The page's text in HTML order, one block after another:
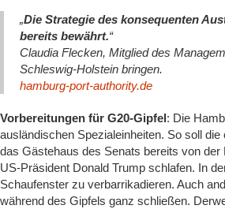
„Die Strategie des konsequenten
bereits bewährt.“
Claudia Flecken, Mitglied des
Schleswig-Holstein bringen.
hamburg-port-authority.de
Vorbereitungen für G20-Gipfel: Die
ausländischen Spezialeinheiten. So soll
das Gästehaus des Senats bereits von
US-Präsident Donald Trump schlafen. In
Schaufenster zu verbarrikadieren. Auch
während des Gipfels ganz schließen.